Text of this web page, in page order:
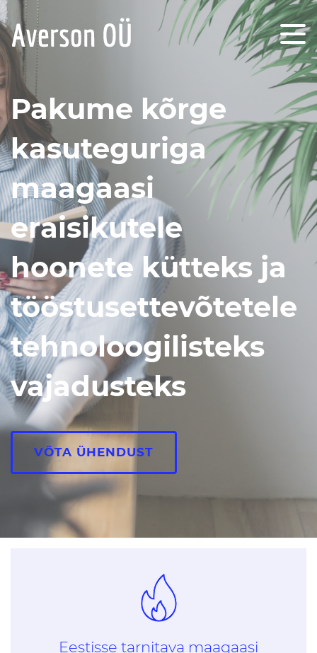
Pakume kõrge
kasuteguriga
maagaasi
eraisikutele
hoonete kütteks ja
tööstusettevõtetele
tehnoloogilisteks
vajadusteks
VÕTA ÜHENDUST
Eestisse tarnitava maagaasi